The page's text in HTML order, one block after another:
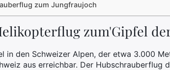
zum Jungfraujoch
zum'Gipfel
in den Schweizer Alpen, der etwa 3.000
aus erreichbar. Der Hubschrauberflug